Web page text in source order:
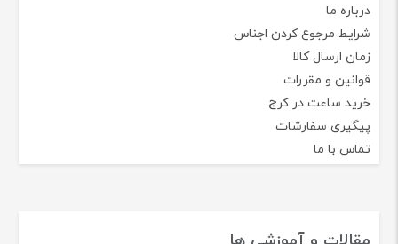
درباره ما
شرایط مرجوع کردن اجناس
زمان ارسال کالا
قوانین و مقررات
خرید ساعت در کرج
پیگیری سفارشات
تماس با ما